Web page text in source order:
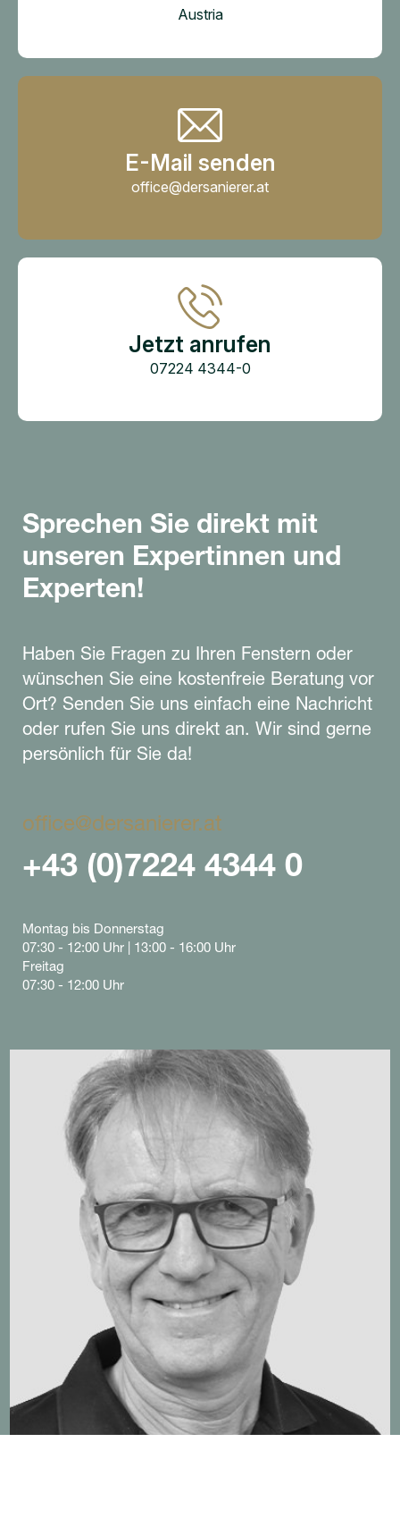
Austria
E-Mail senden
office@dersanierer.at
Jetzt anrufen
07224 4344-0
Sprechen Sie direkt mit
unseren Expertinnen und
Experten!
Haben Sie Fragen zu Ihren Fenstern oder
wünschen Sie eine kostenfreie Beratung vor
Ort? Senden Sie uns einfach eine Nachricht
oder rufen Sie uns direkt an. Wir sind gerne
persönlich für Sie da!
office@dersanierer.at
+43 (0)7224 4344 0
Montag bis Donnerstag
07:30 - 12:00 Uhr | 13:00 - 16:00 Uhr
Freitag
07:30 - 12:00 Uhr